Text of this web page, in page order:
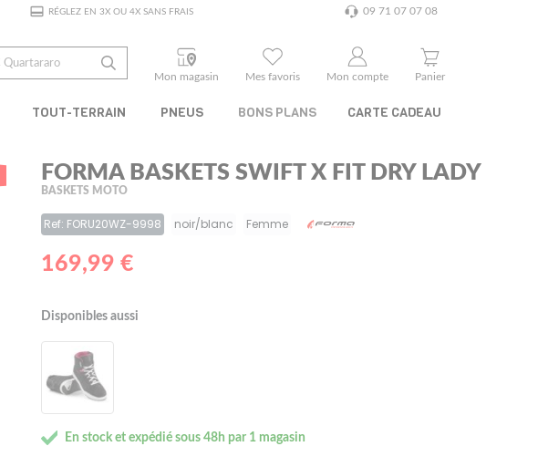
RÉGLEZ EN 3X OU 4X SANS FRAIS 09 71 07 07 08
Mon magasin
Mes favoris Mon compte Panier
TOUT-TERRAIN PNEUS BONS PLANS CARTE CADEAU
FORMA BASKETS SWIFT X FIT DRY LADY
BASKETS MOTO
Ref: FORU20WZ-9998 noir/blanc Femme
169,99 €
Disponibles aussi
En stock et expédié sous 48h par 1 magasin